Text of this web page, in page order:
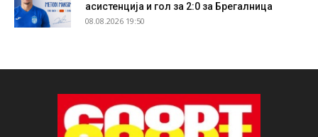
асистенција и гол за 2:0 за Брегалница
08.08.2026 19:50